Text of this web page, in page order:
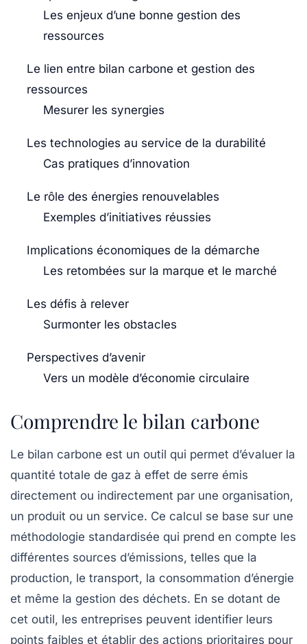
Les enjeux d’une bonne gestion des
ressources
Le lien entre bilan carbone et gestion des
ressources
Mesurer les synergies
Les technologies au service de la durabilité
Cas pratiques d’innovation
Le rôle des énergies renouvelables
Exemples d’initiatives réussies
Implications économiques de la démarche
Les retombées sur la marque et le marché
Les défis à relever
Surmonter les obstacles
Perspectives d’avenir
Vers un modèle d’économie circulaire
Comprendre le bilan carbone
Le bilan carbone est un outil qui permet d’évaluer la
quantité totale de gaz à effet de serre émis
directement ou indirectement par une organisation,
un produit ou un service. Ce calcul se base sur une
méthodologie standardisée qui prend en compte les
différentes sources d’émissions, telles que la
production, le transport, la consommation d’énergie
et même la gestion des déchets. En se dotant de
cet outil, les entreprises peuvent identifier leurs
points faibles et établir des actions prioritaires pour